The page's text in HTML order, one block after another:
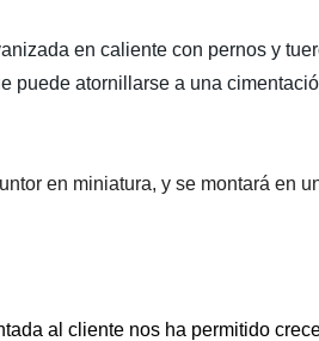
en caliente con pernos y
atornillarse a una
en miniatura, y se montará en
al cliente nos ha permitido